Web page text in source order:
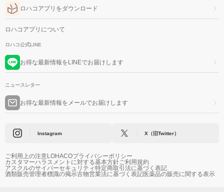
ロハコアプリをダウンロード
ロハコアプリについて
ロハコ公式LINE
お得な最新情報をLINEでお届けします
ニュースレター
お得な最新情報をメールでお届けします
Instagram X（旧Twitter）
ご利用上の注意LOHACOプライバシーポリシー
カスタマーハラスメントに対する基本方針ご利用規約
アスクルのサイバーセキュリティ特定商取引法に基づく表記
酒類販売管理者標識の掲示古物営業法に基づく表記医薬品の販売に関する表示